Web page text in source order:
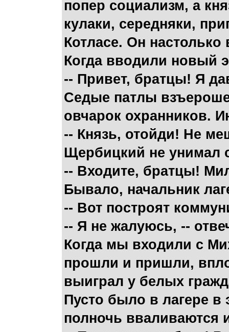
попер социализм, а
кулаки, середняки,
Котласе. Он
Когда вводили новый
-- Привет, братцы! Я
Седые патлы
овчарок охранников.
-- Князь, отойди! Не
Щербицкий не унимал
-- Входите, братцы!
Бывало, начальник
-- Вот построят
-- Я не жалуюсь, --
Когда мы входили с
прошли и пришли,
выиграл у белых
Пусто было в лагере в
полночь вваливаются